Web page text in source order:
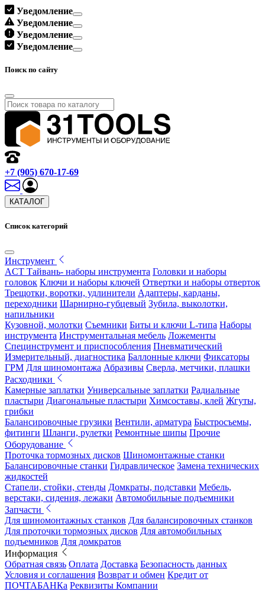
Уведомление
Уведомление
Уведомление
Уведомление
Поиск по сайту
+7 (905) 670-17-69
КАТАЛОГ
Список категорий
Инструмент
ACT Тайвань- наборы инструмента Головки и наборы
головок Ключи и наборы ключей Отвертки и наборы отверток
Трещотки, воротки, удлинители Адаптеры, карданы,
переходники Шарнирно-губцевый Зубила, выколотки,
напильники
Кузовной, молотки Съемники Биты и ключи L-типа Наборы
инструмента Инструментальная мебель Ложементы
Специнструмент и приспособления Пневматический
Измерительный, диагностика Баллонные ключи Фиксаторы
ГРМ Для шиномонтажа Абразивы Сверла, метчики, плашки
Расходники
Камерные заплатки Универсальные заплатки Радиальные
пластыри Диагональные пластыри Химсоставы, клей Жгуты,
грибки
Балансировочные грузики Вентили, арматура Быстросъемы,
фитинги Шланги, рулетки Ремонтные шипы Прочие
Оборудование
Проточка тормозных дисков Шиномонтажные станки
Балансировочные станки Гидравлическое Замена технических
жидкостей
Стапели, стойки, стенды Домкраты, подставки Мебель,
верстаки, сидения, лежаки Автомобильные подъемники
Запчасти
Для шиномонтажных станков Для балансировочных станков
Для проточки тормозных дисков Для автомобильных
подъемников Для домкратов
Информация
Обратная связь Оплата Доставка Безопасность данных
Условия и соглашения Возврат и обмен Кредит от
ПОЧТАБАНКа Реквизиты Компании